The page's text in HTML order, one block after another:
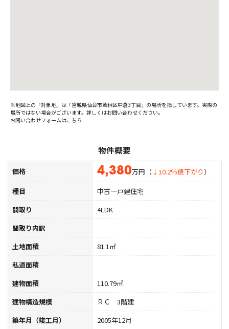
※地図上の「対象地」は「宮城県仙台市若林区中倉3丁目」の場所を指しています。実際の
場所ではない場合がございます。詳しくはお問い合わせください。
お問い合わせフォームはこちら
物件概要
価格 4,380万円（↓10.2％値下がり）
種目
中古一戸建住宅
間取り
4LDK
間取り内訳
土地面積
81.1㎡
私道面積
建物面積
110.79㎡
建物構造規模
ＲＣ 3階建
築年月（竣工月）
2005年12月